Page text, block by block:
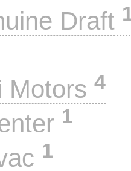
Draft
Motors 4
1
1